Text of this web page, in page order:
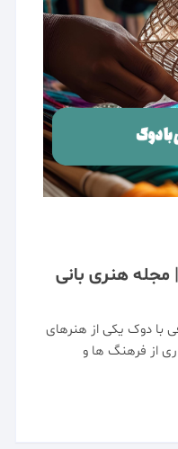
مجله هنری بانی
با دوک یکی از هنرهای
از فرهنگ ها و